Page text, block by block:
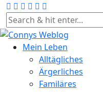
Skip
content
Mein Leben
Alltägliches
Ärgerliches
Familäres